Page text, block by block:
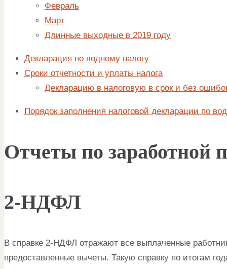
Февраль
Март
Длинные выходные в 2019 году
Декларация по водному налогу
Сроки отчетности и уплаты налога
Декларацию в налоговую в срок и без
Порядок заполнения налоговой декларации по
Отчеты по заработной
2-НДФЛ
В справке 2-НДФЛ отражают все выплаченные
предоставленные вычеты. Такую справку по итогам